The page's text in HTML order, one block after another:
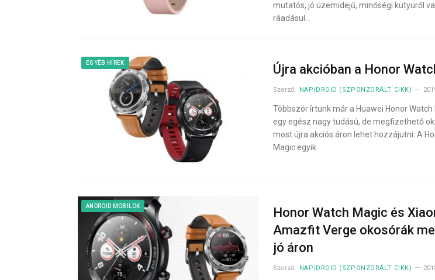
mutatós, jó üzemidejű, minőségi kütyüről
ráadásul…
EGYÉB HÍREK Újra akcióban a Honor
Szerző: NAPIDROID (SZPONZORÁLT CIKK)
Többször írtunk már a Huawei Honor Watch
egy egész nagy tudású, de megfizethető
most újra akciós áron lehet hozzájutni. A
Magic egyik…
ANDROID MOBILOK
Honor Watch Magic és
Amazfit Verge okosórák
jó áron
Szerző: NAPIDROID (SZPONZORÁLT CIKK)